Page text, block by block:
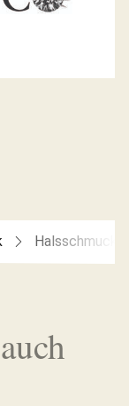
Halsschmuck